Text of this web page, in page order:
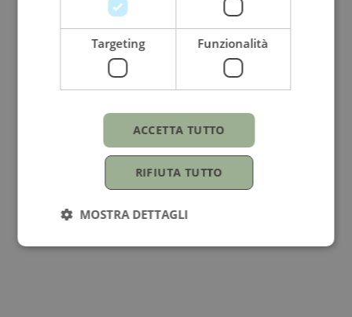
Targeting Funzionalità
ACCETTA TUTTO
RIFIUTA TUTTO
MOSTRA DETTAGLI